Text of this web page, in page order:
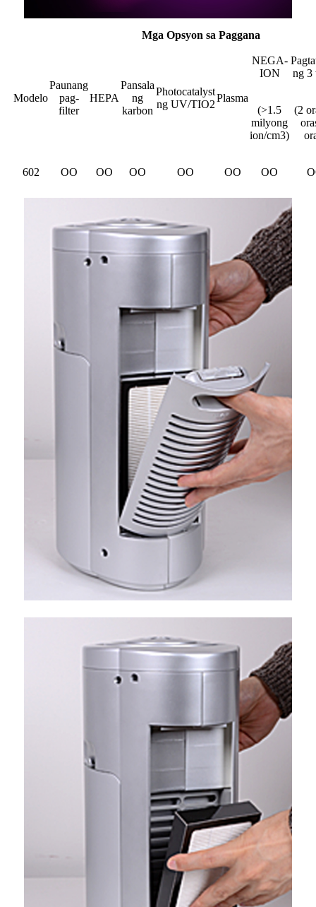
Mga Opsyon sa Paggana
Modelo
Paunang
pag-
filter
HEPA
Pansala
ng
karbon
Photocatalyst
ng UV/TIO2
Plasma
NEGA-
ION
ng 3
(>1.5
milyong
ion/cm3)
(2
602 OO OO OO OO OO OO